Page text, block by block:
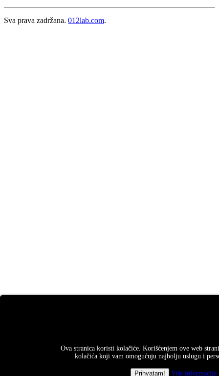
Ova stranica koristi kolačiće. Korišćenjem ove web
kolačića koji vam omogućuju najbolju uslugu i
Više informacija
Sva prava zadržana. 012lab.com.